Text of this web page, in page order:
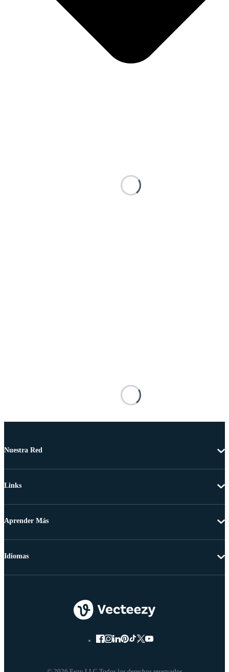
Nuestra Red
Links
Aprender Más
Idiomas